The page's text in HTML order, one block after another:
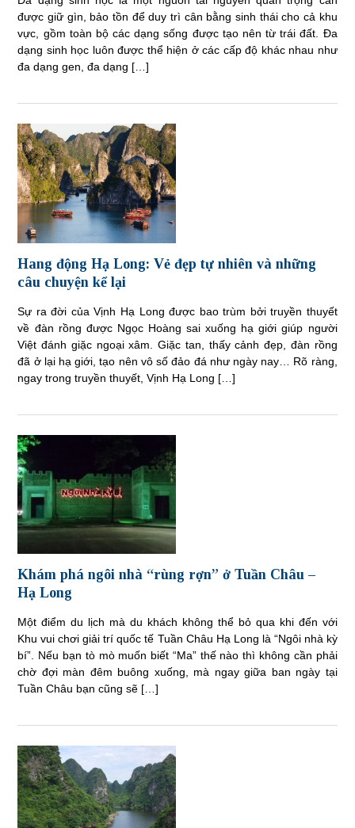
được giữ gìn, bảo tồn để duy trì cân bằng sinh thái cho cả khu
vực, gồm toàn bộ các dạng sống được tạo nên từ trái đất. Đa
dạng sinh học luôn được thể hiện ở các cấp độ khác nhau như
đa dạng gen, đa dạng […]
Hang động Hạ Long: Vẻ đẹp tự nhiên và những
câu chuyện kể lại
Sự ra đời của Vịnh Hạ Long được bao trùm bởi truyền thuyết
về đàn rồng được Ngọc Hoàng sai xuống hạ giới giúp người
Việt đánh giặc ngoại xâm. Giặc tan, thấy cảnh đẹp, đàn rồng
đã ở lại hạ giới, tạo nên vô số đảo đá như ngày nay… Rõ ràng,
ngay trong truyền thuyết, Vịnh Hạ Long […]
Khám phá ngôi nhà “rùng rợn” ở Tuần Châu –
Hạ Long
Một điểm du lịch mà du khách không thể bỏ qua khi đến với
Khu vui chơi giải trí quốc tế Tuần Châu Hạ Long là “Ngôi nhà kỳ
bí”. Nếu bạn tò mò muốn biết “Ma” thế nào thì không cần phải
chờ đợi màn đêm buông xuống, mà ngay giữa ban ngày tại
Tuần Châu bạn cũng sẽ […]